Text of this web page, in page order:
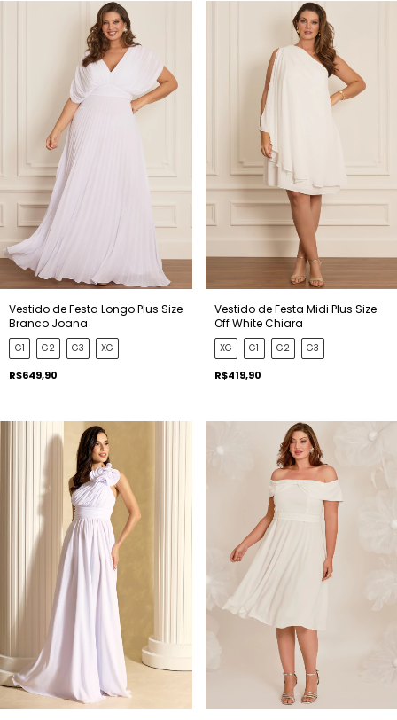
Vestido de Festa Longo Plus Size
Branco Joana
G1 G2 G3 XG
R$649,90
Vestido de Festa Midi Plus Size
Off White Chiara
XG G1 G2 G3
R$419,90